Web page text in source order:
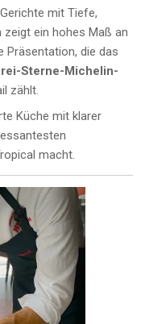
mit Tiefe,
ein hohes Maß an
Präsentation, die das
Sterne-Michelin-
zählt.
Küche mit klarer
macht.